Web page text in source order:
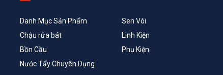
Danh Mục Sản Phẩm
Sen Vòi
Chậu rửa bát
Linh Kiện
Bồn Cầu
Phụ Kiện
Nước Tẩy Chuyên Dụng